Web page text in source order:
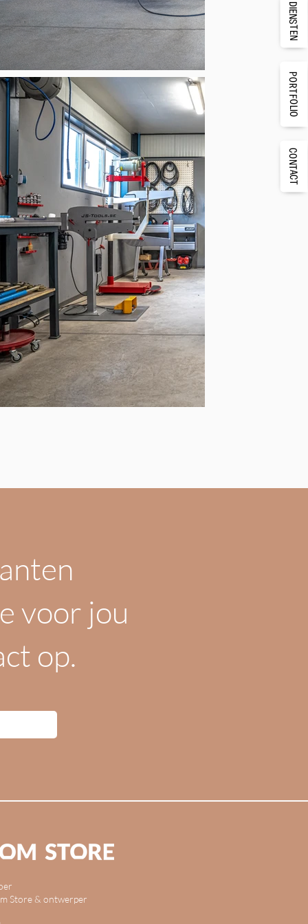
DIENSTEN
PORTFOLIO
CONTACT
voor jou
op.
Store & ontwerper